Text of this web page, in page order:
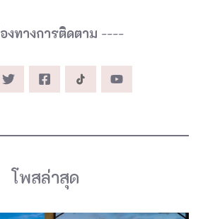
งทางการติดตาม ----
โพสล่าสุด